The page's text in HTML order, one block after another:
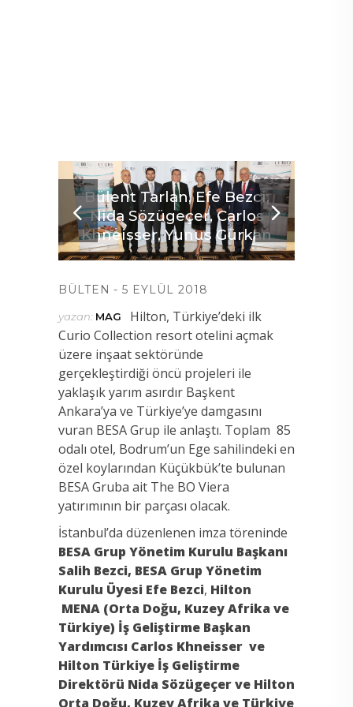
Bülent Tarlan, Efe Bezci,
Nida Sözügeçer, Carlos
Khneisser, Yunus Gürkan
BÜLTEN 5 EYLÜL 2018
yazan: MAG
Hilton, Türkiye’deki ilk
Curio Collection resort otelini açmak
üzere inşaat sektöründe
gerçekleştirdiği öncü projeleri ile
yaklaşık yarım asırdır Başkent
Ankara’ya ve Türkiye’ye damgasını
vuran BESA Grup ile anlaştı. Toplam 85
odalı otel, Bodrum’un Ege sahilindeki en
özel koylarından Küçükbük’te bulunan
BESA Gruba ait The BO Viera
yatırımının bir parçası olacak.
İstanbul’da düzenlenen imza töreninde
BESA Grup Yönetim Kurulu Başkanı
Salih Bezci, BESA Grup Yönetim
Kurulu Üyesi Efe Bezci, Hilton
MENA (Orta Doğu, Kuzey Afrika ve
Türkiye) İş Geliştirme Başkan
Yardımcısı Carlos Khneisser ve
Hilton Türkiye İş Geliştirme
Direktörü Nida Sözügeçer ve Hilton
Orta Doğu, Kuzey Afrika ve Türkiye